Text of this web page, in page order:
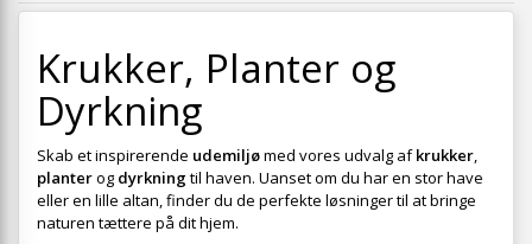
Krukker, Planter og
Dyrkning
Skab et inspirerende udemiljømed vores udvalg afkrukker,
planterog dyrkningtil haven. Uanset om du har en stor have
eller en lille altan, finder du de perfekte løsninger til at bringe
naturen tættere på dit hjem.